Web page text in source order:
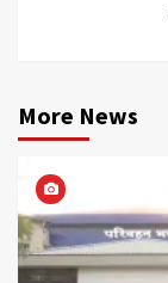
More News